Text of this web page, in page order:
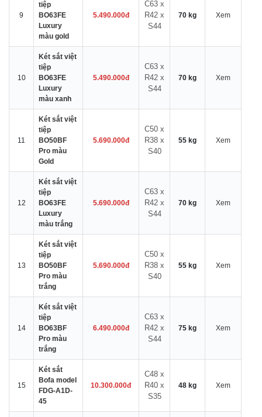
9
tiệp
BO63FE
Luxury
màu gold
5.490.000đ
C63 x
R42 x
S44
70 kg Xem
10
Két sắt việt
tiệp
BO63FE
Luxury
màu xanh
5.490.000đ
C63 x
R42 x
S44
70 kg Xem
11
Két sắt việt
tiệp
BO50BF
Pro màu
Gold
5.690.000đ
C50 x
R38 x
S40
55 kg Xem
12
Két sắt việt
tiệp
BO63FE
Luxury
màu trắng
5.690.000đ
C63 x
R42 x
S44
70 kg Xem
13
Két sắt việt
tiệp
BO50BF
Pro màu
trắng
5.690.000đ
C50 x
R38 x
S40
55 kg Xem
14
Két sắt việt
tiệp
BO63BF
Pro màu
trắng
6.490.000đ
C63 x
R42 x
S44
75 kg Xem
15
Két sắt
Bofa model
FDG-A1D-
45
10.300.000đ
C48 x
R40 x
S35
48 kg Xem